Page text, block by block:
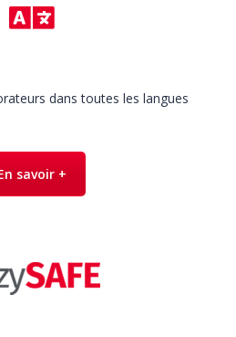
dans toutes les langues
savoir +